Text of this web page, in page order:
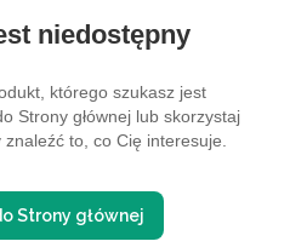
niedostępny
którego szukasz jest
Strony głównej lub skorzystaj
to, co Cię interesuje.
Strony głównej